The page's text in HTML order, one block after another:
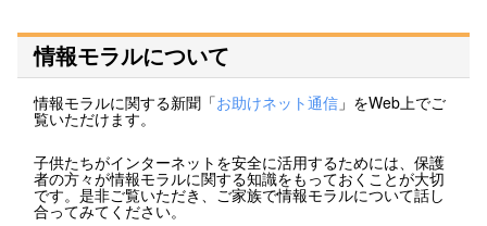
情報モラルについて
情報モラルに関する新聞「お助けネット通信 」をWeb上でご
覧いただけます。
子供たちがインターネットを安全に活用するためには、保護
者の方々が情報モラルに関する知識をもっておくことが大切
です。是非ご覧いただき、ご家族で情報モラルについて話し
合ってみてください。